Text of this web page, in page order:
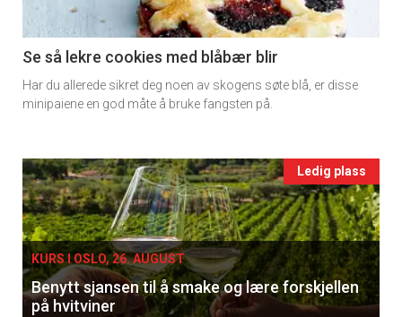
section
11
Ukens
Se så lekre cookies med blåbær blir
Har du allerede sikret deg noen av skogens søte blå, er disse
minipaiene en god måte å bruke fangsten på.
Events
single
Ledig plass
KURS I OSLO, 26. AUGUST
Benytt sjansen til å smake og lære forskjellen
på hvitviner